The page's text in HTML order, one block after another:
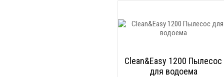
Clean&Easy 1200 Пылесос
для водоема